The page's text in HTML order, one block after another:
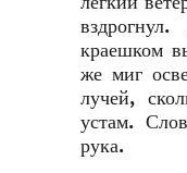
краешком
же миг
лучей,
устам.
рука.